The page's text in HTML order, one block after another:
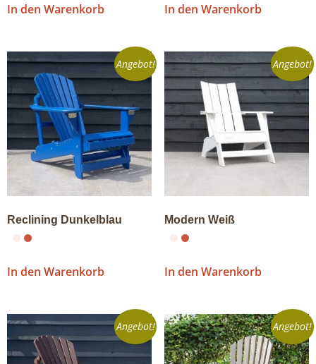
In den Warenkorb In den Warenkorb
Angebot!
Reclining Dunkelblau
In den Warenkorb
Angebot!
Modern Weiß
In den Warenkorb
Angebot! Angebot!